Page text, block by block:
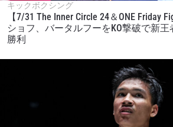
キックボクシング
【7/31 The Inner Circle 24＆ONE Friday
ショフ、バータルフーをKO撃破で新王
勝利